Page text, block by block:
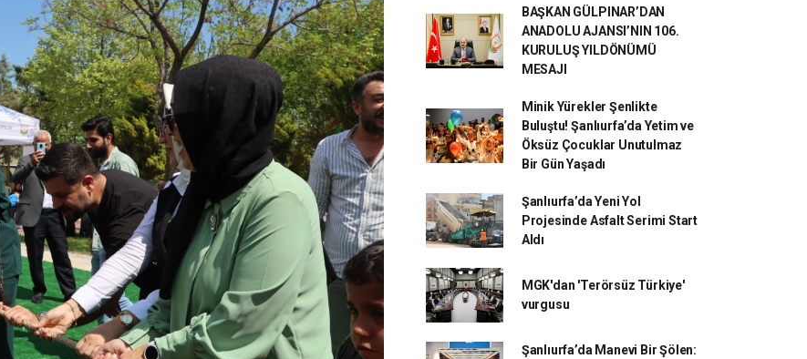
BAŞKAN GÜLPINAR’DAN
ANADOLU AJANSI’NIN 106.
KURULUŞ YILDÖNÜMÜ
MESAJI
Minik Yürekler Şenlikte
Buluştu! Şanlıurfa’da Yetim ve
Öksüz Çocuklar Unutulmaz
Bir Gün Yaşadı
Şanlıurfa’da Yeni Yol
Projesinde Asfalt Serimi Start
Aldı
MGK'dan 'Terörsüz Türkiye'
vurgusu
Şanlıurfa’da Manevi Bir Şölen: